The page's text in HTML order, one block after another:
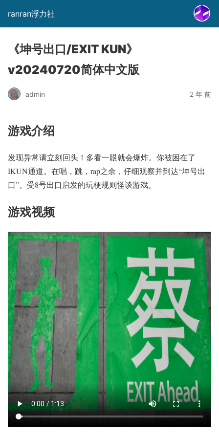
ranran浮力社
《坤号出口/EXIT KUN》
v20240720简体中文版
admin 2 年 前
游戏介绍
发现异常请立刻回头！多看一眼就会爆炸。你被困在了
IKUN通道。在唱，跳，rap之余，仔细观察并到达“坤号出
口”。受8号出口启发的玩梗规则怪谈游戏。
游戏视频